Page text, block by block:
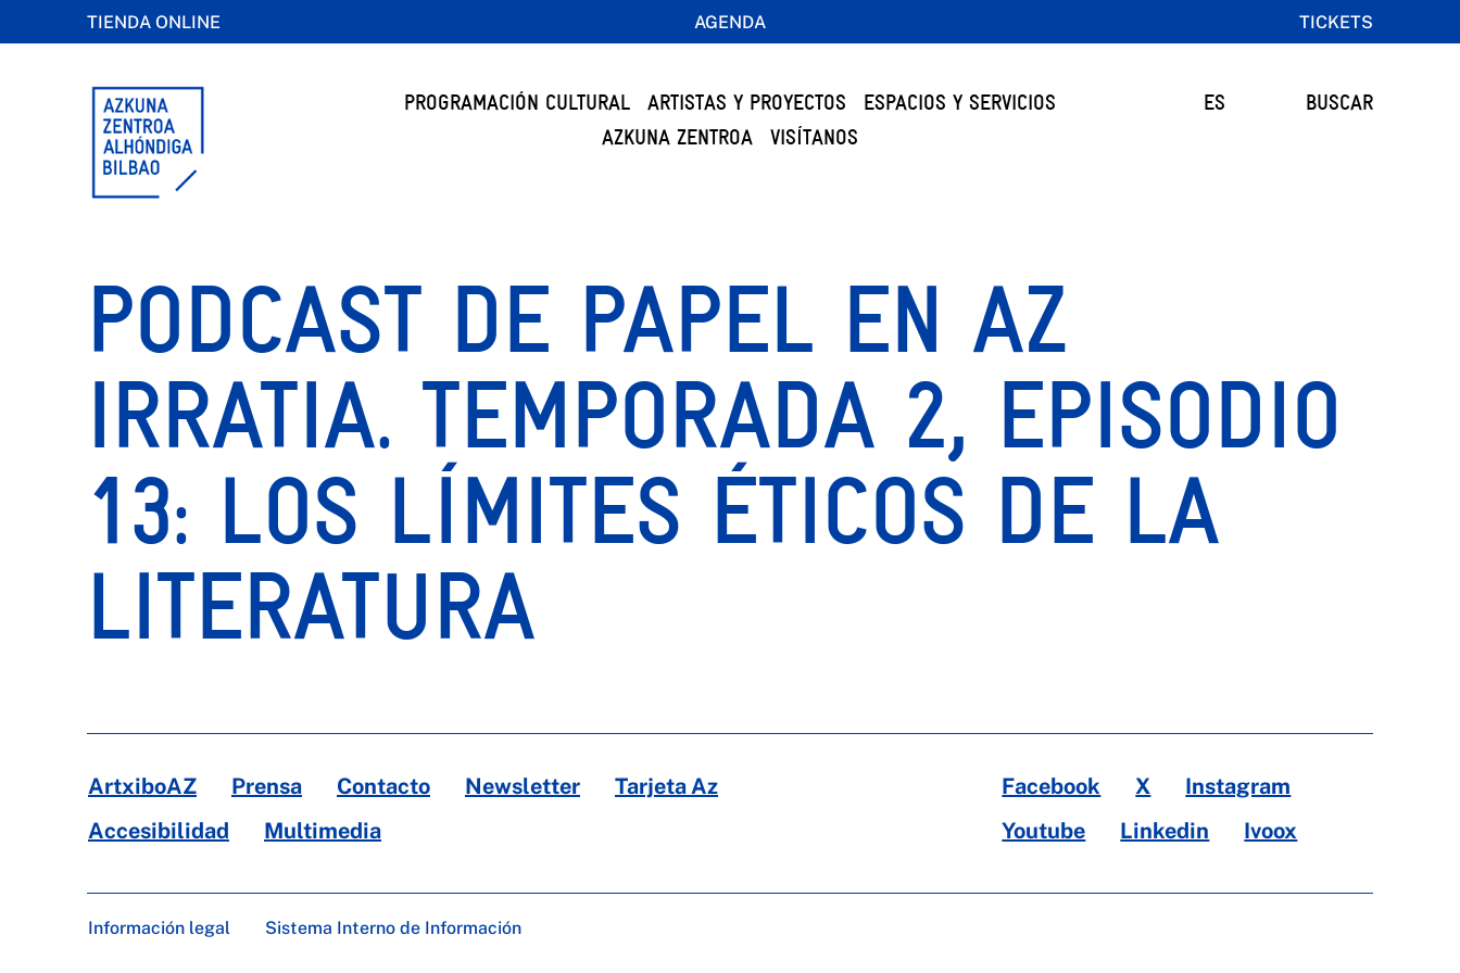
TIENDA ONLINE AGENDA TICKETS
PROGRAMACIÓN CULTURAL ARTISTAS Y PROYECTOS
ESPACIOS Y SERVICIOS
AZKUNA ZENTROA
VISÍTANOS
ES BUSCAR
PODCAST DE PAPEL EN AZ
IRRATIA. TEMPORADA 2, EPISODIO
13: LOS LÍMITES ÉTICOS DE LA
LITERATURA
ArtxiboAZ Prensa Contacto Newsletter
Tarjeta Az
Accesibilidad
Multimedia
Facebook X
Instagram
Youtube
Linkedin Ivoox
Información legal Sistema Interno de Información